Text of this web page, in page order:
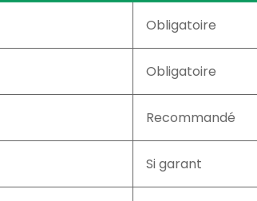
Obligatoire
Obligatoire
Recommandé
Si garant